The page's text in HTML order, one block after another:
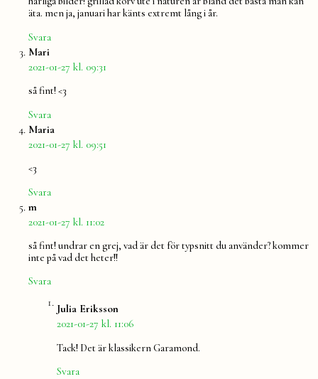
äta. men ja, januari har känts extremt lång i år.
Svara
Mari
2021-01-27 kl. 09:31
så fint! <3
Svara
Maria
2021-01-27 kl. 09:51
<3
Svara
m
2021-01-27 kl. 11:02
så fint! undrar en grej, vad är det för typsnitt du använder? kommer
inte på vad det heter!!
Svara
Julia Eriksson
2021-01-27 kl. 11:06
Tack! Det är klassikern Garamond.
Svara